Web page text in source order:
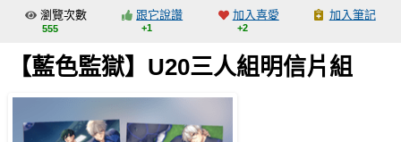
交流中心
攤位轉讓區
會員中心
瀏覽次數
555
跟它說讚
+1
加入喜愛
+2
加入筆記
【藍色監獄】U20三人組明信片組